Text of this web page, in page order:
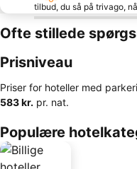
tilbud, du så på trivago,
Ofte stillede
Prisniveau
Priser for hoteller med
‎583 kr. pr. nat.
Populære